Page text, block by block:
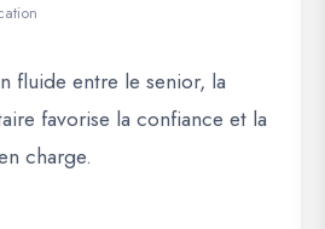
fluide entre le senior, la
favorise la confiance et la
charge.